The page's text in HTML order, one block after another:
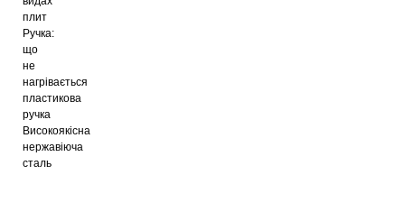
плит
Ручка:
що
не
нагрівається
пластикова
ручка
Високоякісна
нержавіюча
сталь